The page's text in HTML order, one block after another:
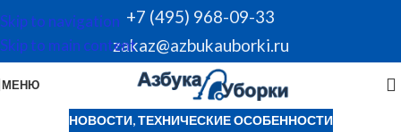
Skip to navigation
Skip to main content
+7 (495) 968-09-33
zakaz@azbukauborki.ru
МЕНЮ
НОВОСТИ,ТЕХНИЧЕСКИЕ ОСОБЕННОСТИ